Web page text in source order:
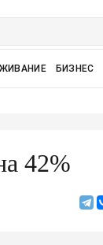
БИЗНЕС
42%